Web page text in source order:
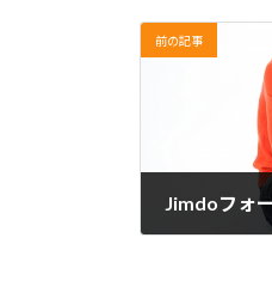
前の記事